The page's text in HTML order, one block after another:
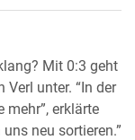
Mit 0:3 geht
unter. “In der
mehr”, erklärte
neu sortieren.”